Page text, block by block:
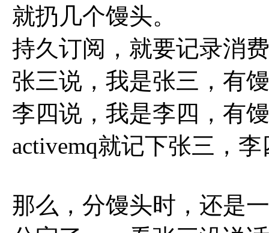
就扔几个馒头。
持久订阅，就要记录消
张三说，我是张三，有
李四说，我是李四，有
activemq就记下张三，
那么，分馒头时，还是